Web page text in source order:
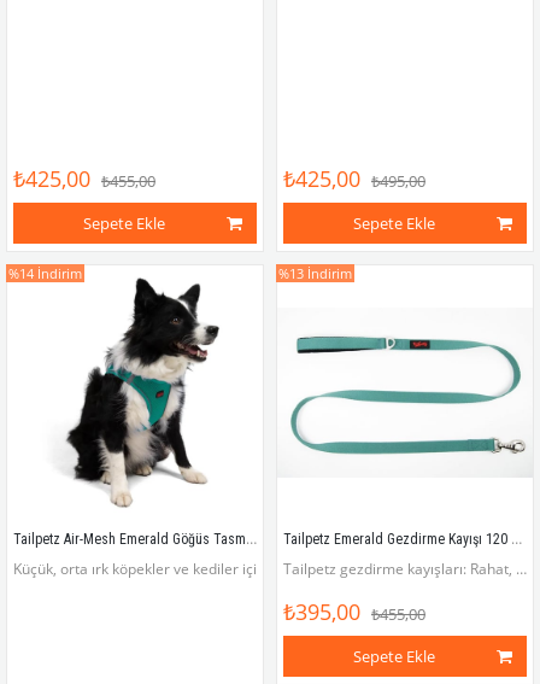
₺425,00 ₺455,00
Sepete Ekle
₺425,00 ₺495,00
Sepete Ekle
Tailpetz Air-Mesh Emerald Göğüs Tasması
Küçük, orta ırk köpekler ve kediler için hafif, rahat, dayanıklı ve göz alıcı
%14 İndirim
Tailpetz Emerald Gezdirme Kayışı 120 cm x 2 cm
Tailpetz gezdirme kayışları: Rahat, pratik, havalı!
₺395,00 ₺455,00
Sepete Ekle
%13 İndirim